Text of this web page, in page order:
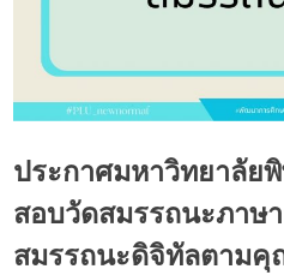
ประกาศมหาวิทยาลัย
สอบวัดสมรรถนะภาษ
สมรรถนะดิจิทัลตาม